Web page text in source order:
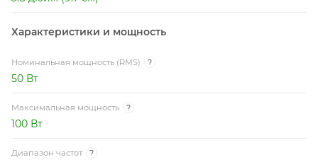
Характеристики и мощность
Номинальная мощность (RMS) ?
50 Вт
Максимальная мощность ?
100 Вт
Диапазон частот ?